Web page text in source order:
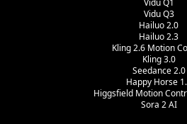
Vidu Q3
Hailuo 2.0
Hailuo 2.3
Kling 2.6 Motion
Kling 3.0
Seedance 2.0
Happy Horse
Higgsfield Motion
Sora 2 AI